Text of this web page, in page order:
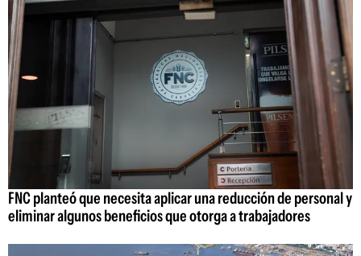
FNC planteó que necesita aplicar una reducción de personal y
eliminar algunos beneficios que otorga a trabajadores